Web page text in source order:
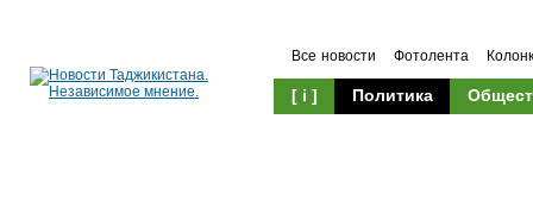
Все новости Фотолента
[ i ] Политика